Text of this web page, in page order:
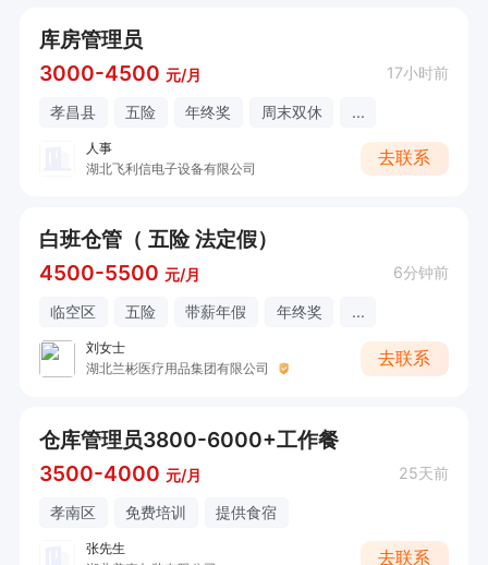
库房管理员
3000-4500 元/月 17小时前
孝昌县 五险 年终奖 周末双休 ...
人事
湖北飞利信电子设备有限公司
去联系
白班仓管（ 五险 法定假）
4500-5500 元/月 6分钟前
临空区 五险 带薪年假 年终奖 ...
刘女士
湖北兰彬医疗用品集团有限公司
去联系
仓库管理员3800-6000+工作餐
3500-4000 元/月 25天前
孝南区 免费培训 提供食宿
张先生
去联系